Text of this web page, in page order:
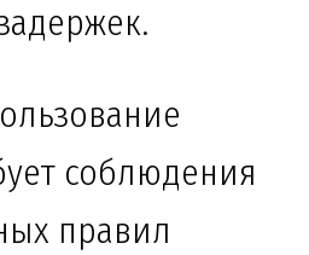
соблюдения
правил